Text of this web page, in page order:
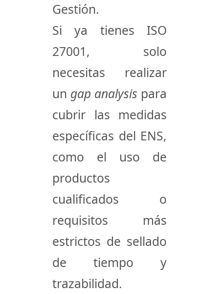
Gestión.
Si ya tienes ISO
27001, solo
necesitas realizar
un gap analysis para
cubrir las medidas
específicas del ENS,
como el uso de
productos
cualificados o
requisitos más
estrictos de sellado
de tiempo y
trazabilidad.